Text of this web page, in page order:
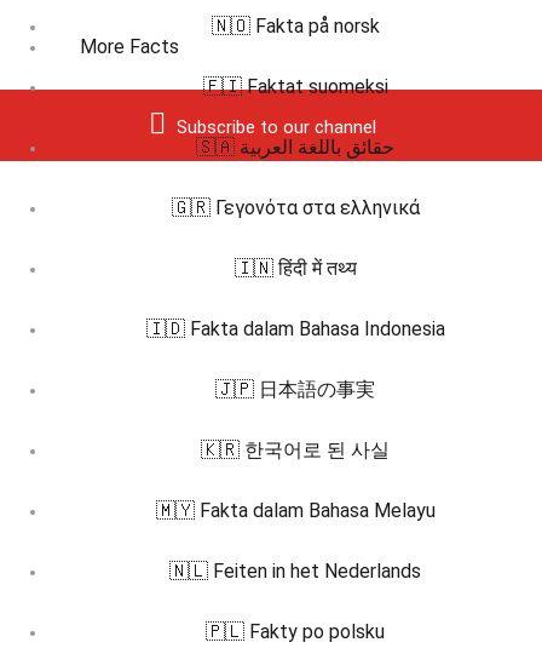
More Facts
Subscribe to our channel
🇳🇴 Fakta på norsk
🇫🇮 Faktat suomeksi
🇸🇦 حقائق باللغة العربية
🇬🇷 Γεγονότα στα ελληνικά
🇮🇳 हिंदी में तथ्य
🇮🇩 Fakta dalam Bahasa Indonesia
🇯🇵 日本語の事実
🇰🇷 한국어로 된 사실
🇲🇾 Fakta dalam Bahasa Melayu
🇳🇱 Feiten in het Nederlands
🇵🇱 Fakty po polsku